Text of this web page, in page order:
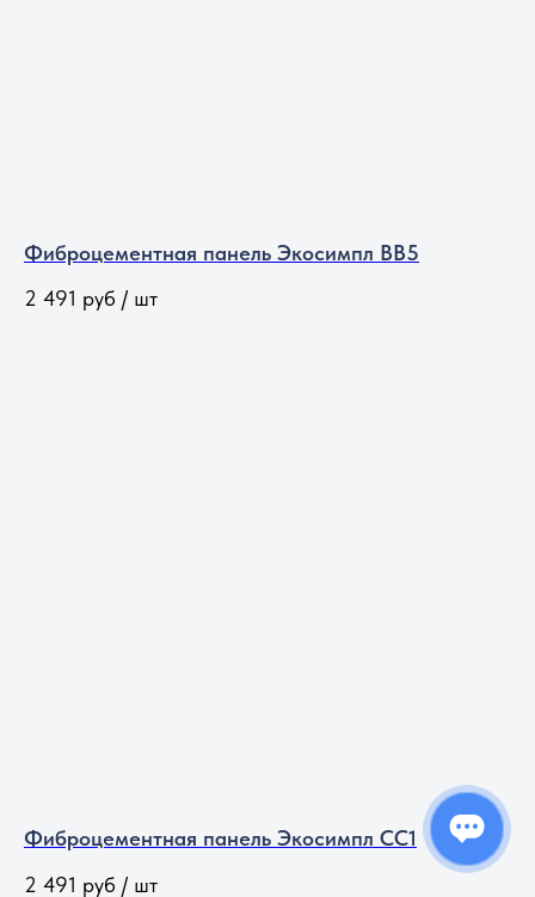
Фиброцементная панель Экосимпл BB5
2 491 руб / шт
Фиброцементная панель Экосимпл CC1
2 491 руб / шт